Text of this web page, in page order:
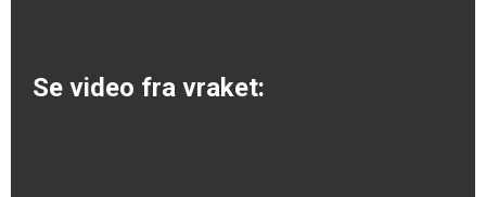
Se video fra vraket: